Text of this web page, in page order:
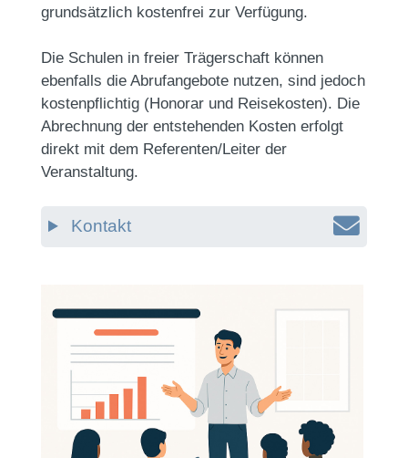
grundsätzlich kostenfrei zur Verfügung.
Die Schulen in freier Trägerschaft können
ebenfalls die Abrufangebote nutzen, sind jedoch
kostenpflichtig (Honorar und Reisekosten). Die
Abrechnung der entstehenden Kosten erfolgt
direkt mit dem Referenten/Leiter der
Veranstaltung.
Kontakt